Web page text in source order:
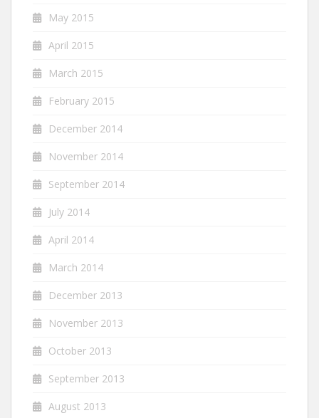
May 2015
April 2015
March 2015
February 2015
December 2014
November 2014
September 2014
July 2014
April 2014
March 2014
December 2013
November 2013
October 2013
September 2013
August 2013